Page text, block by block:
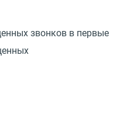
звонков в первые